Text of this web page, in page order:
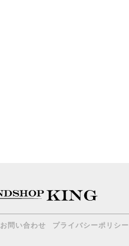
お問い合わせ プライバシーポリシー